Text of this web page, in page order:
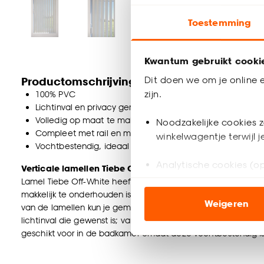
Toestemming
Kwantum gebruikt
Dit doen we om je online
zijn.
Noodzakelijke cookies
winkelwagentje terwijl
Analytische cookies
ook buiten de
Klik op ‘Ja, alles
noodzakelijke cookies
Weigeren
Productomschrijving
100% PVC
Lichtinval en privacy gemakkelijk te bepalen
Volledig op maat te maken
Compleet met rail en montage steunen
Vochtbestendig, ideaal voor de badkamer
Verticale lamellen Tiebe Off-White
Lamel Tiebe Off-White heeft een stoere uitstraling en is
makkelijk te onderhouden is. Deze lamellen kun je
van de lamellen kun je gemakkelijk de lichtdoorlatendheid
lichtinval die gewenst is; van verduisterend in de
geschikt voor in de badkamer omdat deze vochtbestendig